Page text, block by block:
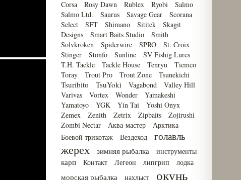
Corsa
Rosy Dawn Rublex Ryobi
Salmo
Salmo Ltd.
Saurus Savage Gear
Scorana
Select
SFT Shimano Sititek
Skagit
Designs
Smart Baits Studio
Smith
Solvkroken
Spiderwire SPRO
St. Croix
Stinger
Stonfo Sunline
SV Fishig Lures
T.H. Tackle
Tackle House Tenryu
Tiemco
Toray
Trout Pro Trout Zone Tsunekichi
Tsuribito TsuYoki Vagabond
Valley Hill
Varivas
Vortex Wonder
Yamakeshi
Yamatoyo
YGK Yin Tai
Yoshi Onyx
Zemex
Zenith Zetrix Zipbaits
Zojirushi
Zombi Nectar
Аква-мастер
Арктика
Боевой трикотаж
Вездеход голавль
жерех зимняя рыбалка инструменты
карп Контакт Легеон липгрип лодка
морская рыбалка нахлыст окунь